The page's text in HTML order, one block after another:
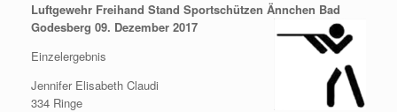
Luftgewehr Freihand Stand Sportschützen Ännchen Bad
Godesberg 09. Dezember 2017
Einzelergebnis
Jennifer Elisabeth Claudi
334 Ringe